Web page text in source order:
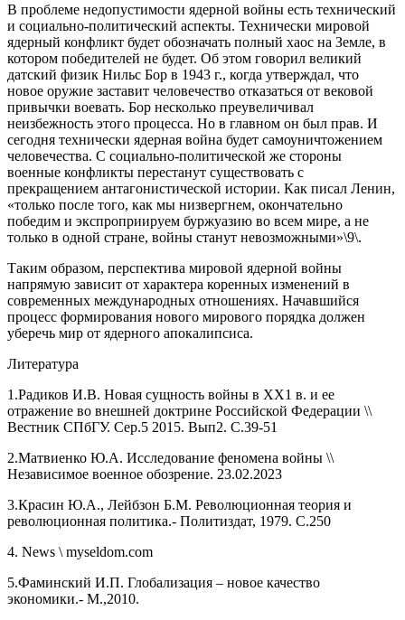
В проблеме недопустимости ядерной войны есть технический
и социально-политический аспекты. Технически мировой
ядерный конфликт будет обозначать полный хаос на Земле, в
котором победителей не будет. Об этом говорил великий
датский физик Нильс Бор в 1943 г., когда утверждал, что
новое оружие заставит человечество отказаться от вековой
привычки воевать. Бор несколько преувеличивал
неизбежность этого процесса. Но в главном он был прав. И
сегодня технически ядерная война будет самоуничтожением
человечества. С социально-политической же стороны
военные конфликты перестанут существовать с
прекращением антагонистической истории. Как писал Ленин,
«только после того, как мы низвергнем, окончательно
победим и экспроприируем буржуазию во всем мире, а не
только в одной стране, войны станут невозможными»\9\.
Таким образом, перспектива мировой ядерной войны
напрямую зависит от характера коренных изменений в
современных международных отношениях. Начавшийся
процесс формирования нового мирового порядка должен
уберечь мир от ядерного апокалипсиса.
Литература
1.Радиков И.В. Новая сущность войны в ХХ1 в. и ее
отражение во внешней доктрине Российской Федерации \\
Вестник СПбГУ. Сер.5 2015. Вып2. С.39-51
2.Матвиенко Ю.А. Исследование феномена войны \\
Независимое военное обозрение. 23.02.2023
3.Красин Ю.А., Лейбзон Б.М. Революционная теория и
революционная политика.- Политиздат, 1979. С.250
4. News \ myseldom.com
5.Фаминский И.П. Глобализация – новое качество
экономики.- М.,2010.